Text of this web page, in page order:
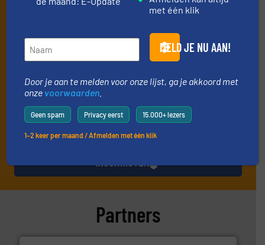
voorwaarden. We versturen maandelijks twee
dinsdag van de maand) met algemene updates uit de branche
en één E-Product nieuwsbrief (iedere tweede dinsdag van de
maand) die gericht is op een bepaalde technologie.
INSCHRIJVEN
Partners
met één klik
MELD JE NU AAN!
Door je aan te melden voor onze lijst, ga je akkoord met
onze voorwaarden
Geen spam Privacy eerst 15.000+ lezers
1–2 keer per maand / Afmelden met één klik